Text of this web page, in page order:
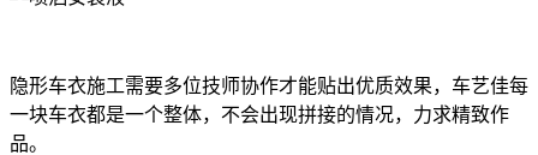
隐形车衣施工需要多位技师协作才能贴出优质效果，车艺佳每
一块车衣都是一个整体，不会出现拼接的情况，力求精致作
品。